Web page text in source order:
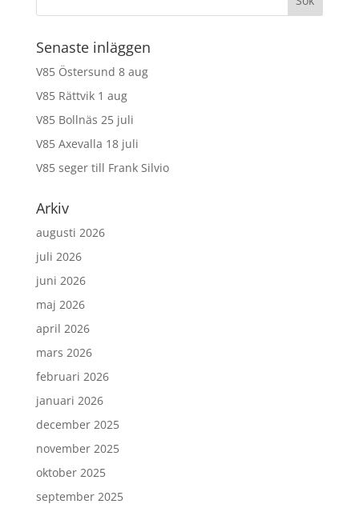
Senaste inläggen
V85 Östersund 8 aug
V85 Rättvik 1 aug
V85 Bollnäs 25 juli
V85 Axevalla 18 juli
V85 seger till Frank Silvio
Arkiv
augusti 2026
juli 2026
juni 2026
maj 2026
april 2026
mars 2026
februari 2026
januari 2026
december 2025
november 2025
oktober 2025
september 2025